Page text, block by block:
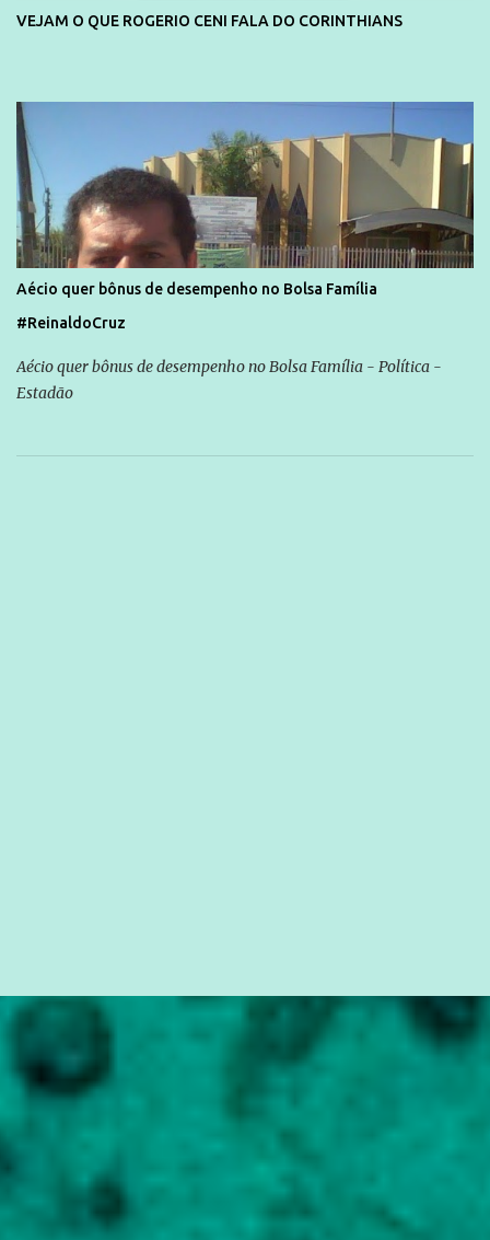
VEJAM O QUE ROGERIO CENI FALA DO CORINTHIANS
Aécio quer bônus de desempenho no Bolsa Família
#ReinaldoCruz
Aécio quer bônus de desempenho no Bolsa Família - Política -
Estadão